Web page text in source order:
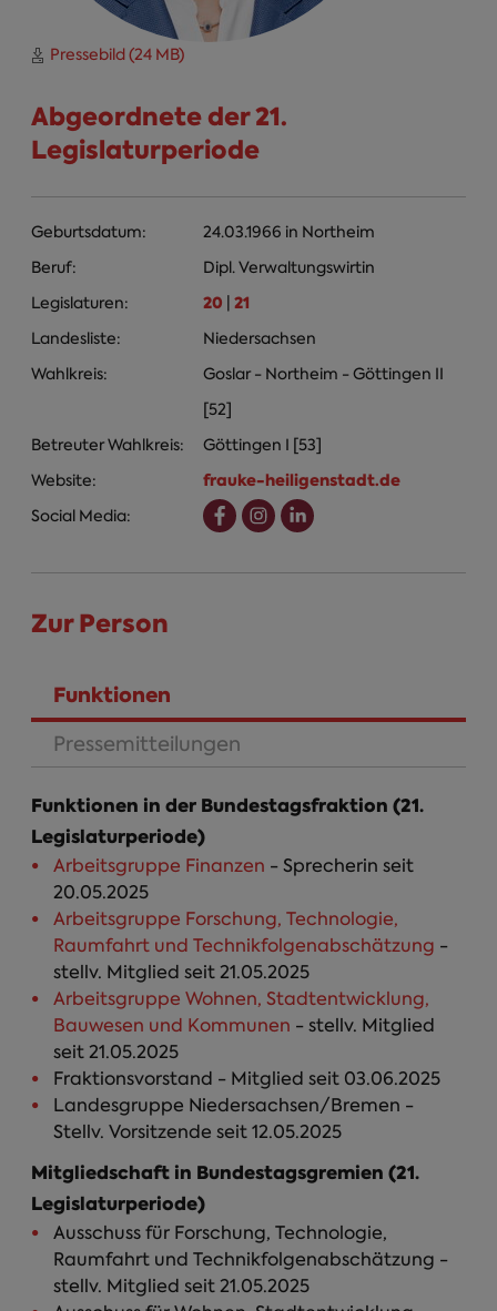
Pressebild (24 MB)
Abgeordnete der 21.
Legislaturperiode
Geburtsdatum: 24.03.1966 in Northeim
Beruf:
Dipl. Verwaltungswirtin
Legislaturen:
20 21
Landesliste:
Niedersachsen
Wahlkreis:
Goslar - Northeim - Göttingen II
[52]
Betreuter Wahlkreis:
Göttingen I [53]
Website:
frauke-heiligenstadt.de
Social Media:
Zur Person
Funktionen
(aktiver Reiter)
Pressemitteilungen
Funktionen in der Bundestagsfraktion (21.
Legislaturperiode)
Arbeitsgruppe Finanzen - Sprecherin seit
20.05.2025
Arbeitsgruppe Forschung, Technologie,
Raumfahrt und Technikfolgenabschätzung -
stellv. Mitglied seit 21.05.2025
Arbeitsgruppe Wohnen, Stadtentwicklung,
Bauwesen und Kommunen - stellv. Mitglied
seit 21.05.2025
Fraktionsvorstand - Mitglied seit 03.06.2025
Landesgruppe Niedersachsen/Bremen -
Stellv. Vorsitzende seit 12.05.2025
Mitgliedschaft in Bundestagsgremien (21.
Legislaturperiode)
Ausschuss für Forschung, Technologie,
Raumfahrt und Technikfolgenabschätzung -
stellv. Mitglied seit 21.05.2025